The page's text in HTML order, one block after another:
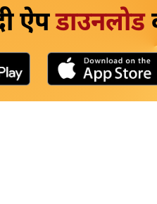
ऐपडाउनलोड